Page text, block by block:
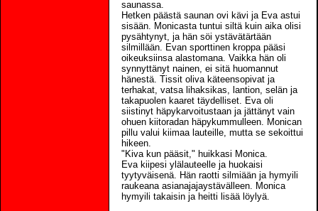
saunassa.
Hetken päästä saunan ovi kävi ja Eva astui
sisään. Monicasta tuntui siltä kuin aika olisi
pysähtynyt, ja hän söi ystävätärtään
silmillään. Evan sporttinen kroppa pääsi
oikeuksiinsa alastomana. Vaikka hän oli
synnyttänyt nainen, ei sitä huomannut
hänestä. Tissit oliva käteensopivat ja
terhakat, vatsa lihaksikas, lantion, selän ja
takapuolen kaaret täydelliset. Eva oli
siistinyt häpykarvoitustaan ja jättänyt vain
ohuen kiitoradan häpykummulleen. Monican
pillu valui kiimaa lauteille, mutta se sekoittui
hikeen.
"Kiva kun pääsit," huikkasi Monica.
Eva kiipesi ylälauteelle ja huokaisi
tyytyväisenä. Hän raotti silmiään ja hymyili
raukeana asianajajaystävälleen. Monica
hymyili takaisin ja heitti lisää löylyä.